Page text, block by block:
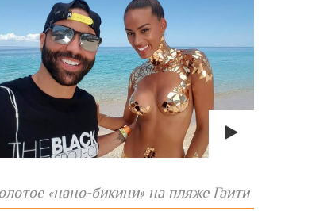
«нано-бикини» на пляже Гаити